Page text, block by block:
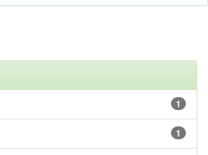
1
1